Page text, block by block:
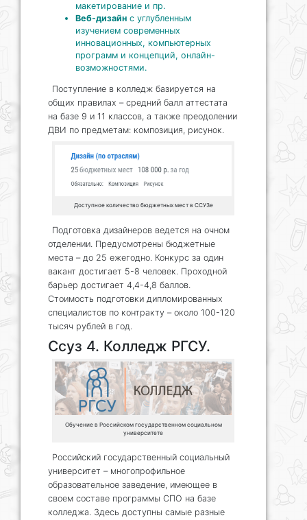
макетирование и пр.
Веб-дизайн с углубленным
изучением современных
инновационных, компьютерных
программ и концепций, онлайн-
возможностями.
Поступление в колледж базируется на
общих правилах – средний балл аттестата
на базе 9 и 11 классов, а также преодолении
ДВИ по предметам: композиция, рисунок.
Доступное количество бюджетных мест в ССУЗе
Подготовка дизайнеров ведется на очном
отделении. Предусмотрены бюджетные
места – до 25 ежегодно. Конкурс за один
вакант достигает 5-8 человек. Проходной
барьер достигает 4,4-4,8 баллов.
Стоимость подготовки дипломированных
специалистов по контракту – около 100-120
тысяч рублей в год.
Ссуз 4. Колледж РГСУ.
Обучение в Российском государственном социальном
университете
Российский государственный социальный
университет – многопрофильное
образовательное заведение, имеющее в
своем составе программы СПО на базе
колледжа. Здесь доступны самые разные